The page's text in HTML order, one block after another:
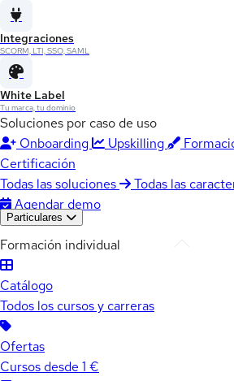
Integraciones
SCORM, LTI, SSO, SAML
White Label
Tu marca, tu dominio
Soluciones por caso de uso
Onboarding
Upskilling
Certificación
Todas las soluciones
Todas las
Agendar demo
Particulares
Formación individual
Catálogo
Todos los cursos y carreras
Ofertas
Cursos desde 1 €